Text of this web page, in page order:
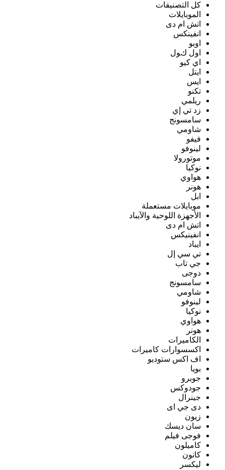
كل التصنيفات
الموبايلات
اتش ام دى
انفينكس
اوبو
اول كول
اي كيو
ايتل
ايس
تكنو
ريلمي
زد تي إي
سامسونج
شاومي
فيفو
لينوفو
موتورولا
نوكيا
هواوي
هونر
ابل
موبايلات مستعملة
الأجهزة اللوحية والآيباد
اتش ام دى
انفينيكس
ايباد
تي سي إل
جي تاب
دوجى
سامسونج
شاومي
لينوفو
نوكيا
هواوي
هونر
الكاميرات
اكسسوارات كاميرات
اف اكس ستوديو
بويا
جوبرو
جودوكس
جينرال
دى جي اى
زيون
سان ديسك
فوجى فيلم
كاميلون
كانون
ليكسر